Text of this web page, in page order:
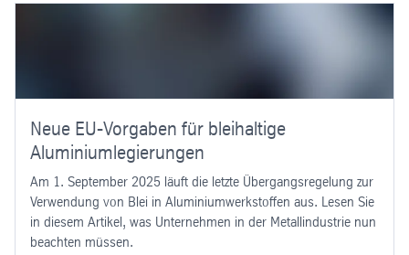
Neue EU-Vorgaben für bleihaltige
Aluminiumlegierungen
Am 1. September 2025 läuft die letzte Übergangsregelung zur
Verwendung von Blei in Aluminiumwerkstoffen aus. Lesen Sie
in diesem Artikel, was Unternehmen in der Metallindustrie nun
beachten müssen.